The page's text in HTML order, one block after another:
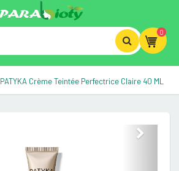
0
PATYKA Crème Teintée Perfectrice Claire 40 ML